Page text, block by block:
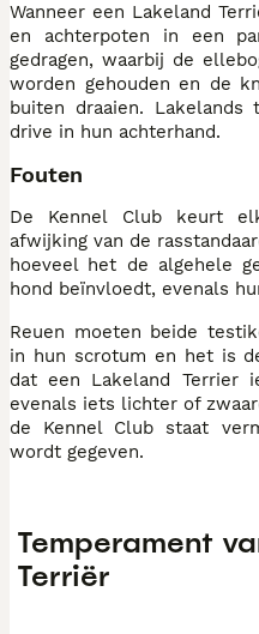
Wanneer een Lakeland
en achterpoten in een
gedragen, waarbij de
worden gehouden en de
buiten draaien. Lakelands
drive in hun achterhand.
Fouten
De Kennel Club keurt
afwijking van de
hoeveel het de algehele
hond beïnvloedt, evenals
Reuen moeten beide
in hun scrotum en het is
dat een Lakeland Terrier
evenals iets lichter of
de Kennel Club staat
wordt gegeven.
Temperament
Terriër